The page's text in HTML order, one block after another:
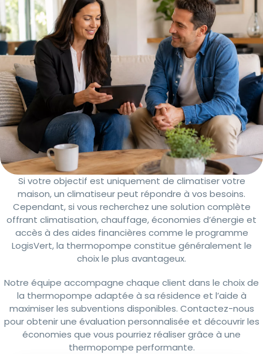
Si votre objectif est uniquement de climatiser votre
maison, un climatiseur peut répondre à vos besoins.
Cependant, si vous recherchez une solution complète
offrant climatisation, chauffage, économies d’énergie et
accès à des aides financières comme le programme
LogisVert, la thermopompe constitue généralement le
choix le plus avantageux.
Notre équipe accompagne chaque client dans le choix de
la thermopompe adaptée à sa résidence et l’aide à
maximiser les subventions disponibles. Contactez-nous
pour obtenir une évaluation personnalisée et découvrir les
économies que vous pourriez réaliser grâce à une
thermopompe performante.